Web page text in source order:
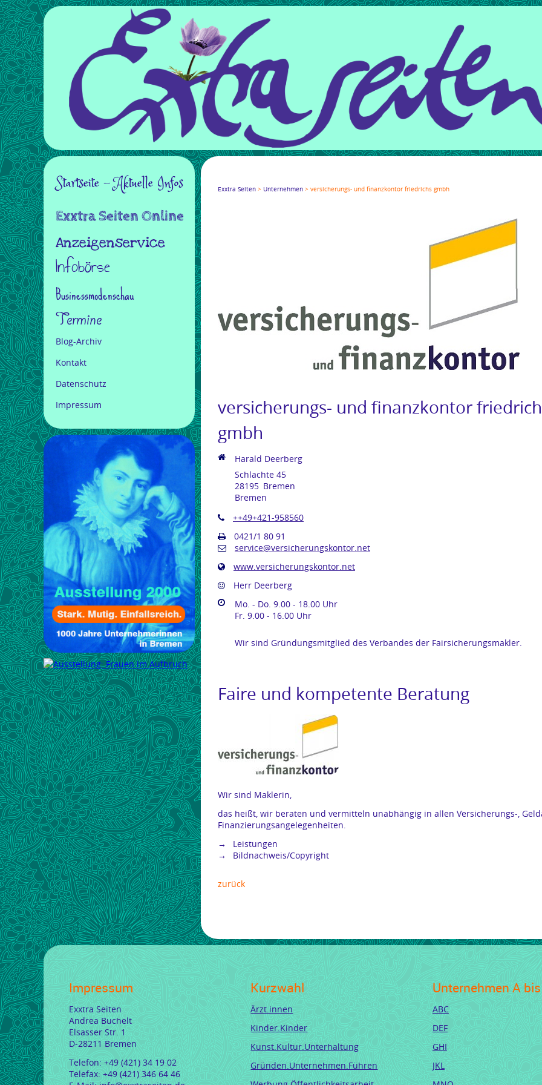
Exxtra Seiten Unternehmen versicherungs- und finanzkontor friedrichs gmbh
versicherungs- und finanzkontor
gmbh
Harald Deerberg
Schlachte 45
28195 Bremen
Bremen
++49+421-958560
0421/1 80 91
service@versicherungskontor.net
www.versicherungskontor.net
Herr Deerberg
Mo. - Do. 9.00 - 18.00 Uhr
Fr. 9.00 - 16.00 Uhr
Wir sind Gründungsmitglied des Verbandes der Fairsicherungsmakler.
Faire und kompetente Beratung
Wir sind Maklerin,
das heißt, wir beraten und vermitteln unabhängig in allen Versicherungs-,
Finanzierungsangelegenheiten.
Leistungen
Bildnachweis/Copyright
zurück
überspringen
Startseite - Aktuelle Infos
Exxtra Seiten Online
Anzeigenservice
Infobörse
Businessmodenschau
Termine
Blog-Archiv
Kontakt
Datenschutz
Impressum
Impressum
Exxtra Seiten
Andrea Buchelt
Elsasser Str. 1
D-28211 Bremen
Telefon: +49 (421) 34 19 02
Telefax: +49 (421) 346 64 46
Kurzwahl
Ärzt.innen
Kinder.Kinder
Kunst.Kultur.Unterhaltung
Gründen.Unternehmen.Führen
Unternehmen A
ABC
DEF
GHI
JKL